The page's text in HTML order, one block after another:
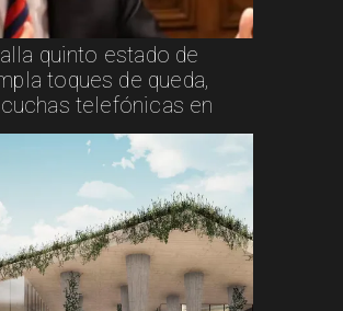
quinto estado de
toques de queda,
telefónicas en